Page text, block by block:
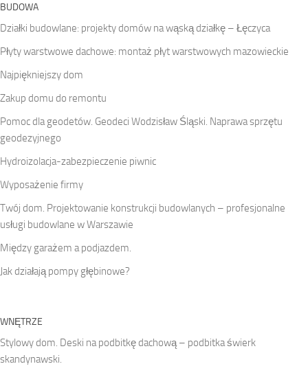
BUDOWA
Działki budowlane: projekty domów na wąską działkę – Łęczyca
Płyty warstwowe dachowe: montaż płyt warstwowych mazowieckie
Najpiękniejszy dom
Zakup domu do remontu
Pomoc dla geodetów. Geodeci Wodzisław Śląski. Naprawa sprzętu
geodezyjnego
Hydroizolacja-zabezpieczenie piwnic
Wyposażenie firmy
Twój dom. Projektowanie konstrukcji budowlanych – profesjonalne
usługi budowlane w Warszawie
Między garażem a podjazdem.
Jak działają pompy głębinowe?
WNĘTRZE
Stylowy dom. Deski na podbitkę dachową – podbitka świerk
skandynawski.